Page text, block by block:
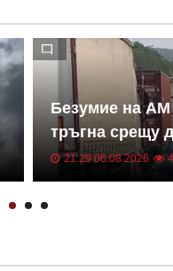
Безумие на
тръгна срещу
аварийната
21:29 06.08.2026